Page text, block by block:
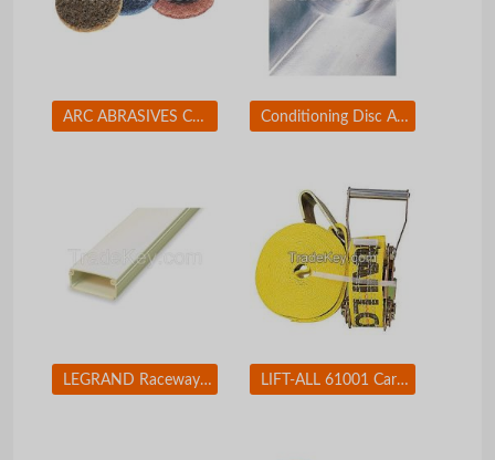
ARC ABRASIVES Conditioning Disc, AlO, 2in, Med, TR Conditioning Disc AlO 1-1/2in Med TR
LEGRAND Raceway Hinge Locking PN10L08V LIFT-ALL 61001 Cargo Strap Winch 27 ft x 2 In 3300 lb